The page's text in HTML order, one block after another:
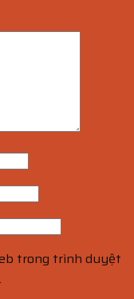
trong trình duyệt